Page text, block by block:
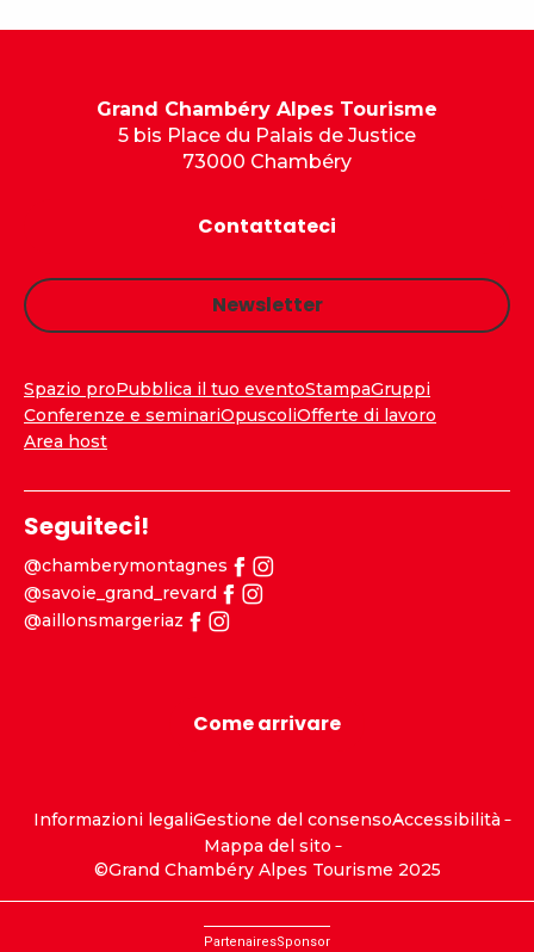
Grand Chambéry Alpes Tourisme
5 bis Place du Palais de Justice
73000 Chambéry
Contattateci
Newsletter
Spazio proPubblica il tuo eventoStampaGruppi
Conferenze e seminariOpuscoliOfferte di lavoro
Area host
Seguiteci!
@chamberymontagnes
@savoie_grand_revard
@aillonsmargeriaz
Come arrivare
Informazioni legaliGestione del consensoAccessibilità
Mappa del sito
©Grand Chambéry Alpes Tourisme 2025
PartenairesSponsor